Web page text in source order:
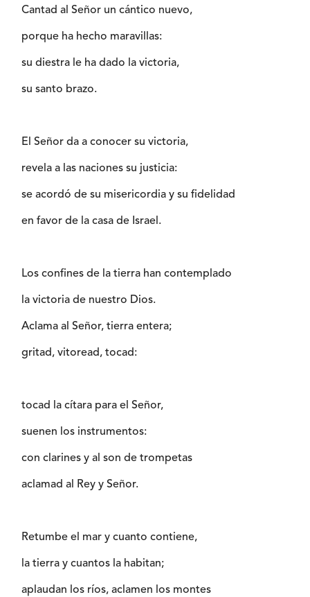
Cantad al Señor un cántico nuevo,
porque ha hecho maravillas:
su diestra le ha dado la victoria,
su santo brazo.
El Señor da a conocer su victoria,
revela a las naciones su justicia:
se acordó de su misericordia y su fidelidad
en favor de la casa de Israel.
Los confines de la tierra han contemplado
la victoria de nuestro Dios.
Aclama al Señor, tierra entera;
gritad, vitoread, tocad:
tocad la cítara para el Señor,
suenen los instrumentos:
con clarines y al son de trompetas
aclamad al Rey y Señor.
Retumbe el mar y cuanto contiene,
la tierra y cuantos la habitan;
aplaudan los ríos, aclamen los montes